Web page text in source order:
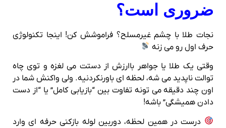
ضروری است؟
نجات طلا با چشم غیرمسلح؟ فراموشش کن! اینجا تکنولوژی
حرف اول رو می‌ زنه
وقتی یک طلا یا جواهر باارزش از دستت می‌ لغزه و توی چاه
توالت ناپدید می‌ شه، لحظه‌ ای باورنکردنیه. ولی واکنش شما در
اون چند دقیقه می‌ تونه تفاوت بین “بازیابی کامل” یا “از دست
دادن همیشگی” باشه!
درست در همین لحظه، دوربین لوله‌ بازکنی حرفه‌ ای وارد